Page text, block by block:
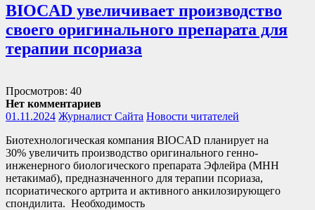
BIOCAD увеличивает производство
своего оригинального препарата для
терапии псориаза
Просмотров: 40
Нет комментариев
01.11.2024 Журналист Сайта Новости читателей
Биотехнологическая компания BIOCAD планирует на
30% увеличить производство оригинального генно-
инженерного биологического препарата Эфлейра (МНН
нетакимаб), предназначенного для терапии псориаза,
псориатического артрита и активного анкилозирующего
спондилита. Необходимость